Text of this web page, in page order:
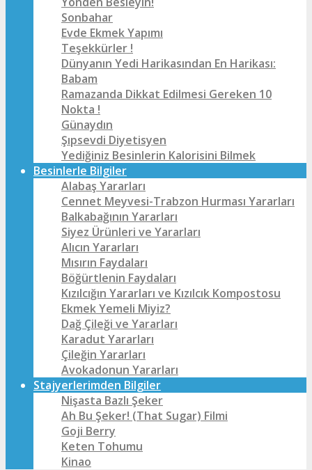
Sonbahar
Evde Ekmek Yapımı
Teşekkürler !
Dünyanın Yedi Harikasından En Harikası:
Babam
Ramazanda Dikkat Edilmesi Gereken 10
Nokta !
Günaydın
Şıpsevdi Diyetisyen
Yediğiniz Besinlerin Kalorisini Bilmek
Besinlerle Bilgiler
Alabaş Yararları
Cennet Meyvesi-Trabzon Hurması Yararları
Balkabağının Yararları
Siyez Ürünleri ve Yararları
Alıcın Yararları
Mısırın Faydaları
Böğürtlenin Faydaları
Kızılcığın Yararları ve Kızılcık Kompostosu
Ekmek Yemeli Miyiz?
Dağ Çileği ve Yararları
Karadut Yararları
Çileğin Yararları
Avokadonun Yararları
Stajyerlerimden Bilgiler
Nişasta Bazlı Şeker
Ah Bu Şeker! (That Sugar) Filmi
Goji Berry
Keten Tohumu
Kinao